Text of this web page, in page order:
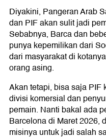
Diyakini, Pangeran Arab
dan PIF akan sulit jadi
Sebabnya, Barca dan
punya kepemilikan dari
dari masyarakat di
orang asing.
Akan tetapi, bisa saja PIF
divisi komersial dan
pemain. Nanti bakal ada
Barcelona di Maret 2026,
misinya untuk jadi salah